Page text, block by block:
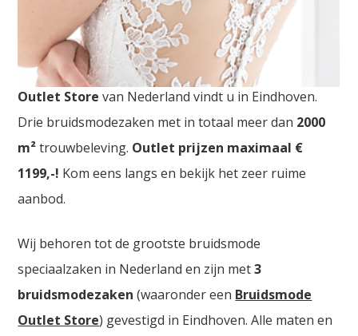
Bruidsjurken Enschede
Bruidsjurken Enschede. De
grootste Bruidsmode
Outlet Store van Nederland vindt u in Eindhoven.
Drie bruidsmodezaken met in totaal meer dan 2000
m²trouwbeleving. Outlet prijzen maximaal €
1199,-! Kom eens langs en bekijk het zeer ruime
aanbod.
Wij behoren tot de grootste bruidsmode
speciaalzaken in Nederland en zijn met3
bruidsmodezaken (waaronder een Bruidsmode
Outlet Store) gevestigd in Eindhoven. Alle maten en